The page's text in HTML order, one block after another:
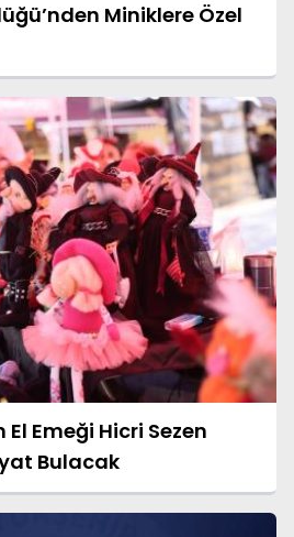
Miniklere Özel
El Emeği Hicri Sezen
Bulacak